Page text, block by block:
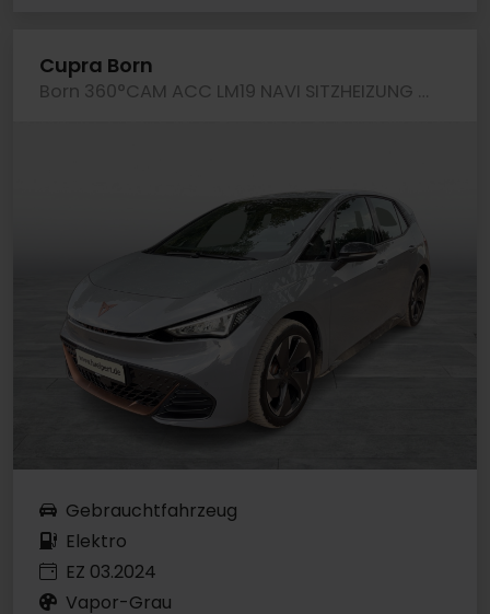
Cupra Born
Born 360°CAM ACC LM19 NAVI SITZHEIZUNG LED KLIMA
Gebrauchtfahrzeug
Elektro
EZ 03.2024
Vapor-Grau